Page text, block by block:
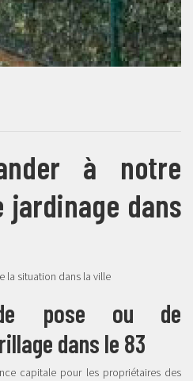
à notre
jardinage dans
la situation dans la ville
de pose ou de
dans le 83
capitale pour les propriétaires des